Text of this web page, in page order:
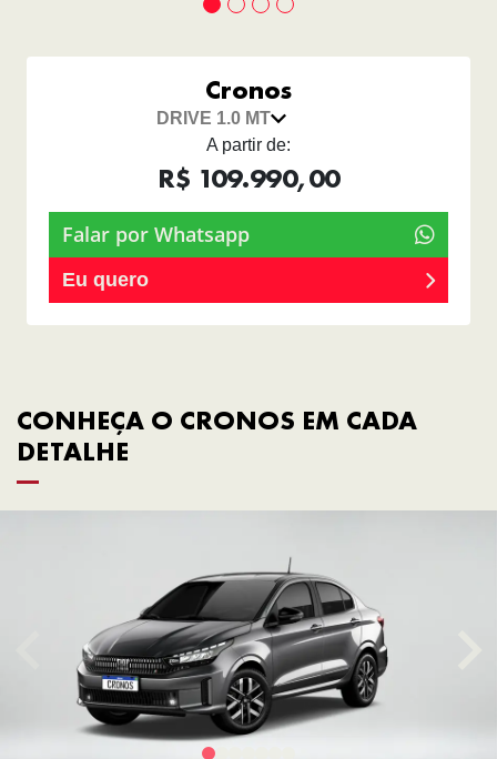
Cronos
DRIVE 1.0 MT
A partir de:
R$ 109.990,00
Falar por Whatsapp
Eu quero
CONHEÇA O CRONOS EM CADA
DETALHE